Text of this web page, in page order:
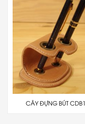
CÂY ĐỰNG BÚT CDB1